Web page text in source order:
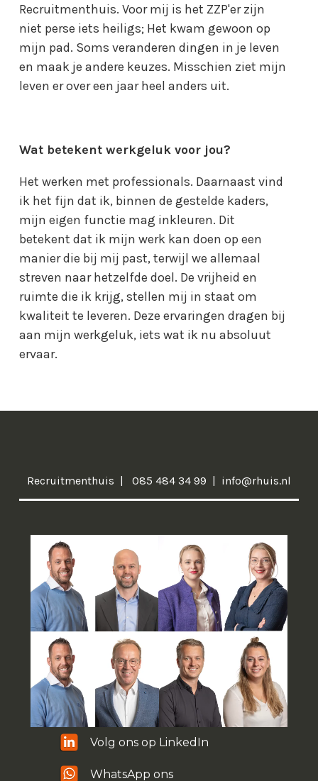
Recruitmenthuis. Voor mij is het ZZP'er zijn
niet perse iets heiligs; Het kwam gewoon op
mijn pad. Soms veranderen dingen in je leven
en maak je andere keuzes. Misschien ziet mijn
leven er over een jaar heel anders uit.
Wat betekent werkgeluk voor jou?
Het werken met professionals. Daarnaast vind
ik het fijn dat ik, binnen de gestelde kaders,
mijn eigen functie mag inkleuren. Dit
betekent dat ik mijn werk kan doen op een
manier die bij mij past, terwijl we allemaal
streven naar hetzelfde doel. De vrijheid en
ruimte die ik krijg, stellen mij in staat om
kwaliteit te leveren. Deze ervaringen dragen bij
aan mijn werkgeluk, iets wat ik nu absoluut
ervaar.
Recruitmenthuis 085 484 34 99 info@rhuis.nl
Volg ons op LinkedIn
WhatsApp ons